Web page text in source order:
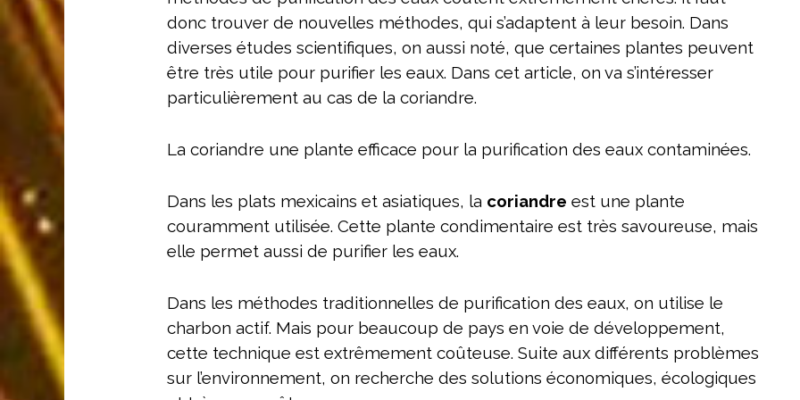
donc trouver de nouvelles méthodes, qui s’adaptent à leur besoin. Dans
diverses études scientifiques, on aussi noté, que certaines plantes peuvent
être très utile pour purifier les eaux. Dans cet article, on va s’intéresser
particulièrement au cas de la coriandre.
La coriandre une plante efficace pour la purification des eaux contaminées.
Dans les plats mexicains et asiatiques, la coriandre est une plante
couramment utilisée. Cette plante condimentaire est très savoureuse, mais
elle permet aussi de purifier les eaux.
Dans les méthodes traditionnelles de purification des eaux, on utilise le
charbon actif. Mais pour beaucoup de pays en voie de développement,
cette technique est extrêmement coûteuse. Suite aux différents problèmes
sur l’environnement, on recherche des solutions économiques, écologiques